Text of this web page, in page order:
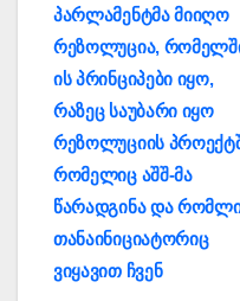
პარლამენტმა მიიღო
რეზოლუცია,
ის პრინციპები იყო,
რაზეც საუბარი იყო
რეზოლუციის
რომელიც აშშ-მა
წარადგინა და
თანაინიციატორიც
ვიყავით ჩვენ